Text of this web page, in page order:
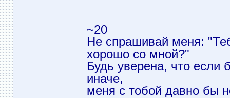
~20
Не спрашивай меня:
хорошо со мной?"
Будь уверена, что если
иначе,
меня с тобой давно бы